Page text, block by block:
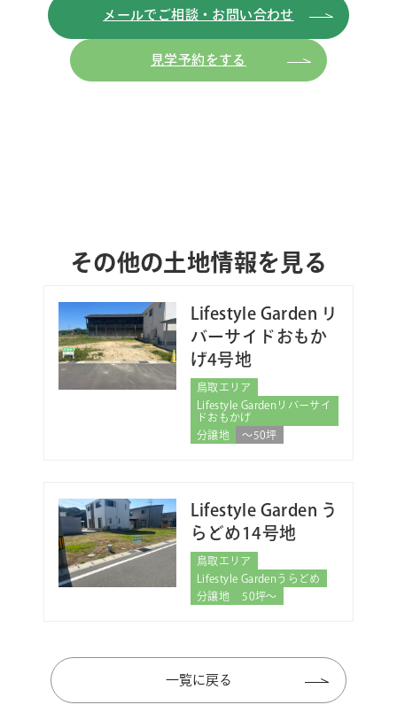
メールでご相談・お問い合わせ
見学予約をする
その他の土地情報を見る
Lifestyle Garden リ
バーサイドおもか
げ4号地
鳥取エリア
Lifestyle Gardenリバーサイ
ドおもかげ
分譲地
〜50坪
Lifestyle Garden う
らどめ14号地
鳥取エリア
Lifestyle Gardenうらどめ
分譲地
50坪～
一覧に戻る